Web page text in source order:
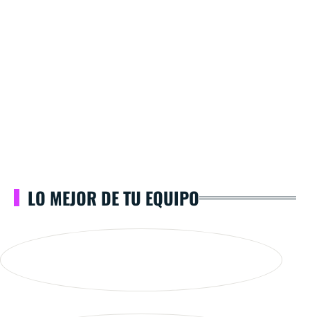
LO MEJOR DE TU EQUIPO